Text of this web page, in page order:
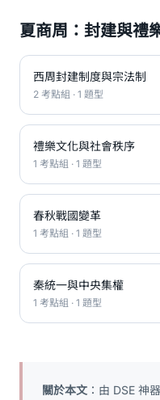
夏商周：封建與禮
西周封建制度與宗法制
2 考點組 · 1 題型
禮樂文化與社會秩序
1 考點組 · 1 題型
春秋戰國變革
1 考點組 · 1 題型
秦統一與中央集權
1 考點組 · 1 題型
關於本文 ：由 DSE 神